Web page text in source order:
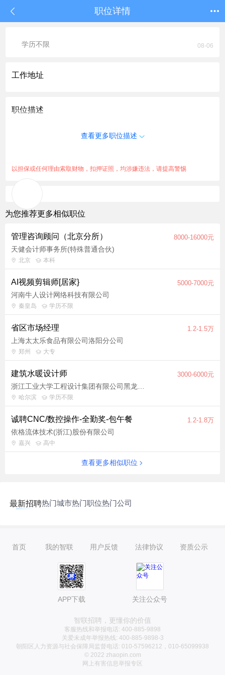
职位详情
学历不限 08-06
工作地址
职位描述
查看更多职位描述
以担保或任何理由索取财物，扣押证照，均涉嫌违法，请提高警惕
为您推荐更多相似职位
管理咨询顾问（北京分所） 8000-16000元
天健会计师事务所(特殊普通合伙)
北京 本科
AI视频剪辑师[居家} 5000-7000元
河南牛人设计网络科技有限公司
秦皇岛 学历不限
省区市场经理 1.2-1.5万
上海太太乐食品有限公司洛阳分公司
郑州 大专
建筑水暖设计师 3000-6000元
哈尔滨 学历不限
诚聘CNC/数控操作-全勤奖-包午餐 1.2-1.8万
依格流体技术(浙江)股份有限公司
嘉兴 高中
查看更多相似职位
最新招聘热门城市热门职位热门公司
首页 我的智联 用户反馈 法律协议 资质公示
APP下载 关注公众号
智联招聘，更懂你的价值
客服热线和举报电话: 400-885-9898
关爱未成年举报热线: 400-885-9898-3
朝阳区人力资源与社会保障局监督电话: 010-57596212，010-65099938
© 2022 zhaopin.com
网上有害信息举报专区